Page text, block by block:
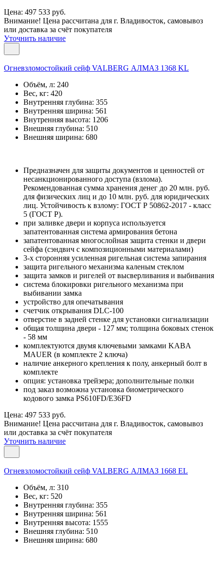
Цена: 497 533 руб.
Внимание! Цена рассчитана для г. Владивосток, самовывоз
или доставка за счёт покупателя
Уточнить наличие
Огневзломостойкий сейф VALBERG АЛМАЗ 1368 KL
Объём, л: 240
Вес, кг: 420
Внутренняя глубина: 355
Внутренняя ширина: 561
Внутренняя высота: 1206
Внешняя глубина: 510
Внешняя ширина: 680
Предназначен для защиты документов и ценностей от
несанкционированного доступа (взлома).
Рекомендованная сумма хранения денег до 20 млн. руб.
для физических лиц и до 10 млн. руб. для юридических
лиц. Устойчивость к взлому: ГОСТ Р 50862-2017 - класс
5 (ГОСТ Р).
при заливке двери и корпуса используется
запатентованная система армирования бетона
запатентованная многослойная защита стенки и двери
сейфа (сэндвич с композиционными материалами)
3-х сторонняя усиленная ригельная система запирания
защита ригельного механизма каленым стеклом
защита замков и ригелей от высверливания и выбивания
система блокировки ригельного механизма при
выбивании замка
устройство для опечатывания
счетчик открывания DLC-100
отверстие в задней стенке для установки сигнализации
общая толщина двери - 127 мм; толщина боковых стенок
- 58 мм
комплектуются двумя ключевыми замками KABA
MAUER (в комплекте 2 ключа)
наличие анкерного крепления к полу, анкерный болт в
комплекте
опция: установка трейзера; дополнительные полки
под заказ возможна установка биометрического
кодового замка PS610FD/E36FD
Цена: 497 533 руб.
Внимание! Цена рассчитана для г. Владивосток, самовывоз
или доставка за счёт покупателя
Уточнить наличие
Огневзломостойкий сейф VALBERG АЛМАЗ 1668 EL
Объём, л: 310
Вес, кг: 520
Внутренняя глубина: 355
Внутренняя ширина: 561
Внутренняя высота: 1555
Внешняя глубина: 510
Внешняя ширина: 680